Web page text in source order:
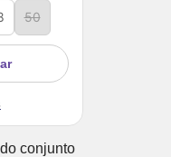
50
conjunto